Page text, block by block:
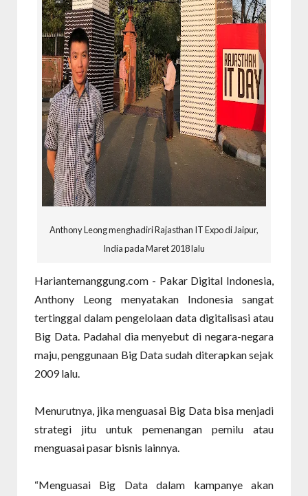
Anthony Leong menghadiri Rajasthan IT Expo di Jaipur,
India pada Maret 2018 lalu
Hariantemanggung.com - Pakar Digital Indonesia,
Anthony Leong menyatakan Indonesia sangat
tertinggal dalam pengelolaan data digitalisasi atau
Big Data. Padahal dia menyebut di negara-negara
maju, penggunaan Big Data sudah diterapkan sejak
2009 lalu.
Menurutnya, jika menguasai Big Data bisa menjadi
strategi jitu untuk pemenangan pemilu atau
menguasai pasar bisnis lainnya.
“Menguasai Big Data dalam kampanye akan